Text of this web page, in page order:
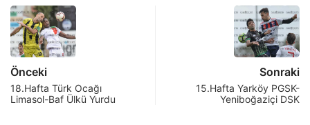
Önceki
18.Hafta Türk Ocağı
Limasol-Baf Ülkü Yurdu
Sonraki
15.Hafta Yarköy PGSK-
Yeniboğaziçi DSK